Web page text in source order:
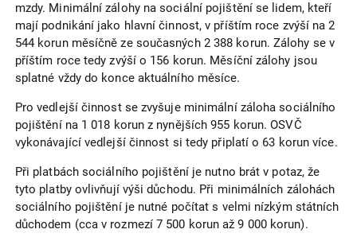
mzdy. Minimální zálohy na sociální pojištění se lidem, kteří
mají podnikání jako hlavní činnost, v příštím roce zvýší na 2
544 korun měsíčně ze současných 2 388 korun. Zálohy se v
příštím roce tedy zvýší o 156 korun. Měsíční zálohy jsou
splatné vždy do konce aktuálního měsíce.
Pro vedlejší činnost se zvyšuje minimální záloha sociálního
pojištění na 1 018 korun z nynějších 955 korun. OSVČ
vykonávající vedlejší činnost si tedy připlatí o 63 korun více.
Při platbách sociálního pojištění je nutno brát v potaz, že
tyto platby ovlivňují výši důchodu. Při minimálních zálohách
sociálního pojištění je nutné počítat s velmi nízkým státních
důchodem (cca v rozmezí 7 500 korun až 9 000 korun).